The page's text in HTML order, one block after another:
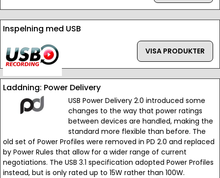
Inspelning med USB
VISA PRODUKTER
Laddning: Power Delivery
USB Power Delivery 2.0 introduced some
changes to the way that power ratings
between devices are handled, making the
standard more flexible than before. The
old set of Power Profiles were removed in PD 2.0 and replaced
by Power Rules that allow for a wider range of current
negotiations. The USB 3.1 specification adopted Power Profiles
instead, but is only rated up to 15W rather than 100W.